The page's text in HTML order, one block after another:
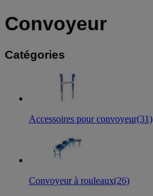
Convoyeur
Catégories
Accessoires pour convoyeur(31)
Convoyeur à rouleaux(26)